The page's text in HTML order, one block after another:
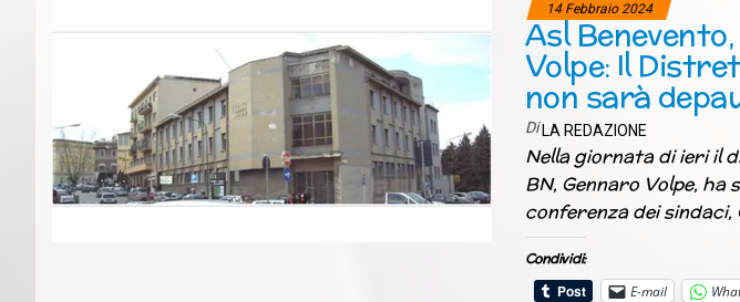
14 Febbraio 2024
Asl
Volpe: Il
non sarà
Di LA REDAZIONE
Nella giornata di ieri il
BN, Gennaro Volpe,
conferenza dei sindaci,
Condividi:
E-mail